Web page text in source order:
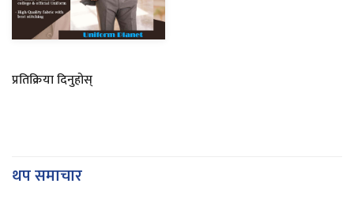
प्रतिक्रिया दिनुहोस्
थप समाचार